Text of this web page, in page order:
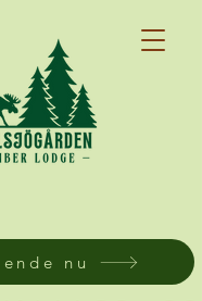
nu